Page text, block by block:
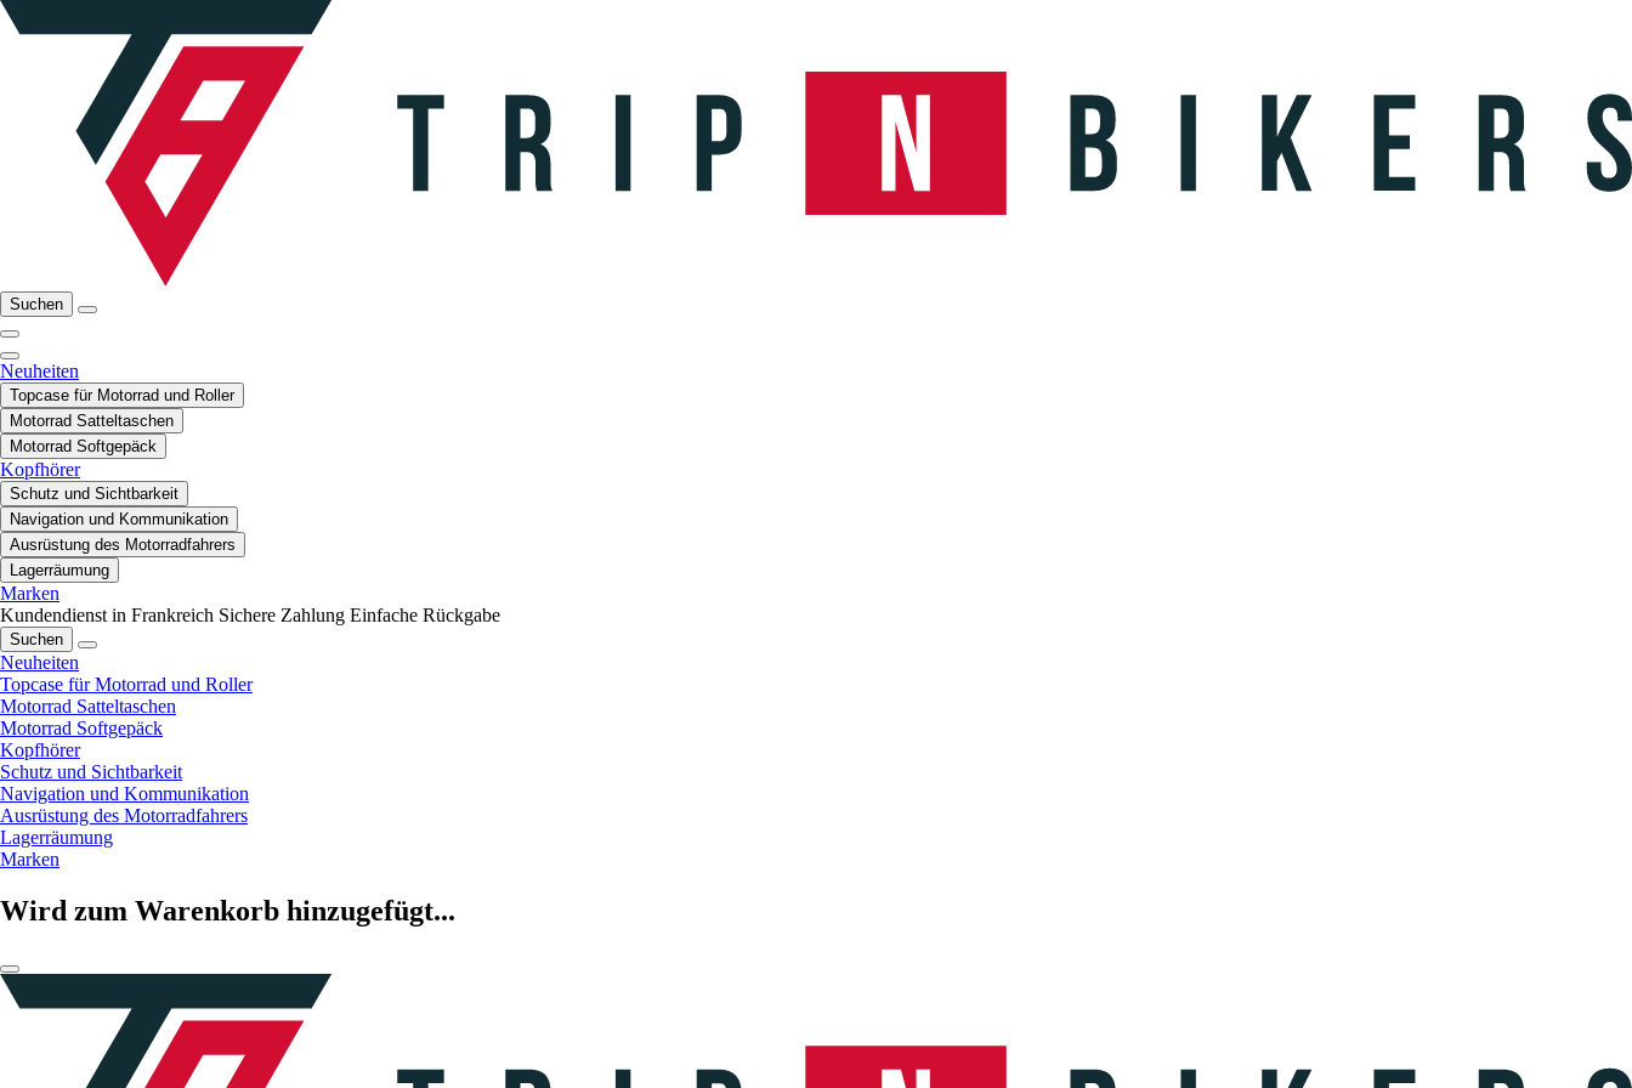
Suchen
Neuheiten
Topcase für Motorrad und Roller
Motorrad Satteltaschen
Motorrad Softgepäck
Kopfhörer
Schutz und Sichtbarkeit
Navigation und Kommunikation
Ausrüstung des Motorradfahrers
Lagerräumung
Marken
Kundendienst in Frankreich Sichere Zahlung Einfache Rückgabe
Suchen
Neuheiten
Topcase für Motorrad und Roller
Motorrad Satteltaschen
Motorrad Softgepäck
Kopfhörer
Schutz und Sichtbarkeit
Navigation und Kommunikation
Ausrüstung des Motorradfahrers
Lagerräumung
Marken
Wird zum Warenkorb hinzugefügt...